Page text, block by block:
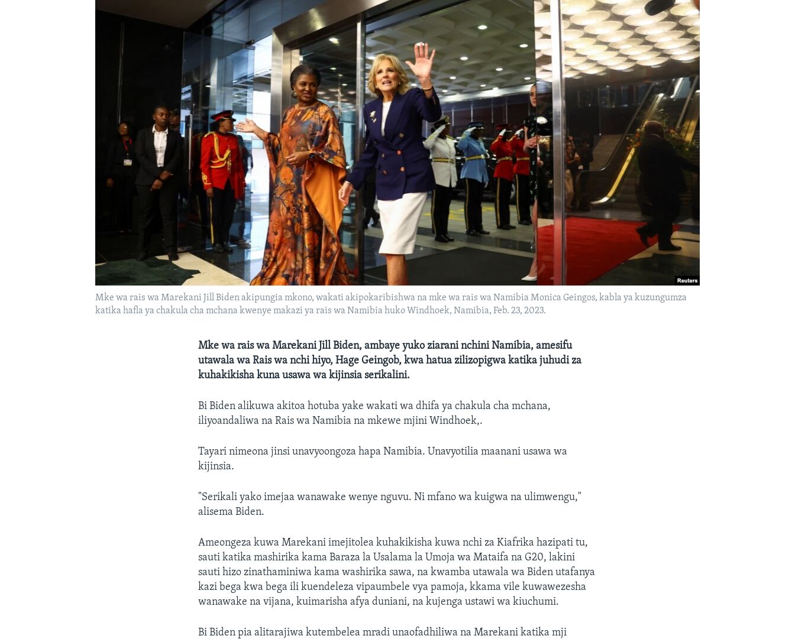
Mke wa rais wa Marekani Jill Biden akipungia mkono, wakati akipokaribishwa na mke wa rais wa Namibia Monica Geingos, kabla ya kuzungumza
katika hafla ya chakula cha mchana kwenye makazi ya rais wa Namibia huko Windhoek, Namibia, Feb. 23, 2023.
Mke wa rais wa Marekani Jill Biden, ambaye yuko ziarani nchini Namibia, amesifu
utawala wa Rais wa nchi hiyo, Hage Geingob, kwa hatua zilizopigwa katika juhudi za
kuhakikisha kuna usawa wa kijinsia serikalini.
Bi Biden alikuwa akitoa hotuba yake wakati wa dhifa ya chakula cha mchana,
iliyoandaliwa na Rais wa Namibia na mkewe mjini Windhoek,.
Tayari nimeona jinsi unavyoongoza hapa Namibia. Unavyotilia maanani usawa wa
kijinsia.
"Serikali yako imejaa wanawake wenye nguvu. Ni mfano wa kuigwa na ulimwengu,"
alisema Biden.
Ameongeza kuwa Marekani imejitolea kuhakikisha kuwa nchi za Kiafrika hazipati tu,
sauti katika mashirika kama Baraza la Usalama la Umoja wa Mataifa na G20, lakini
sauti hizo zinathaminiwa kama washirika sawa, na kwamba utawala wa Biden utafanya
kazi bega kwa bega ili kuendeleza vipaumbele vya pamoja, kkama vile kuwawezesha
wanawake na vijana, kuimarisha afya duniani, na kujenga ustawi wa kiuchumi.
Bi Biden pia alitarajiwa kutembelea mradi unaofadhiliwa na Marekani katika mji